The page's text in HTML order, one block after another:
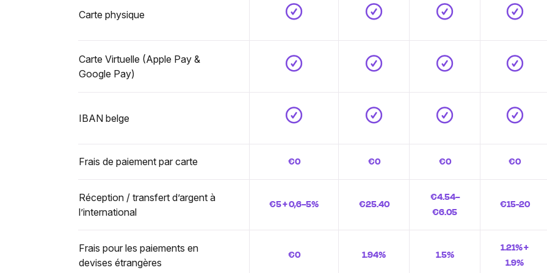
Carte physique
Carte Virtuelle (Apple Pay &
Google Pay)
IBAN belge
Frais de paiement par carte €0 €0 €0 €0
Réception / transfert d’argent à
l’international
€5 + 0,6–5% €25.40
€4.54–
€6.05
€15-20
Frais pour les paiements en
devises étrangères
€0 1.94% 1.5%
1.21% +
1.9%